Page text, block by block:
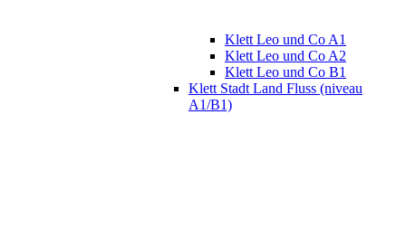
Klett Leo und Co A1
Klett Leo und Co A2
Klett Leo und Co B1
Klett Stadt Land Fluss (niveau
A1/B1)